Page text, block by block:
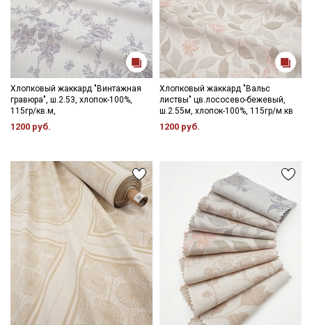
Хлопковый жаккард "Винтажная
гравюра", ш.2.53, хлопок-100%,
115гр/кв.м,
1200 руб.
Хлопковый жаккард "Вальс
листвы" цв.лососево-бежевый,
ш.2.55м, хлопок-100%, 115гр/м.кв
1200 руб.
Секретная рассылка от Купава
Мы публикуем здесь дополнительные